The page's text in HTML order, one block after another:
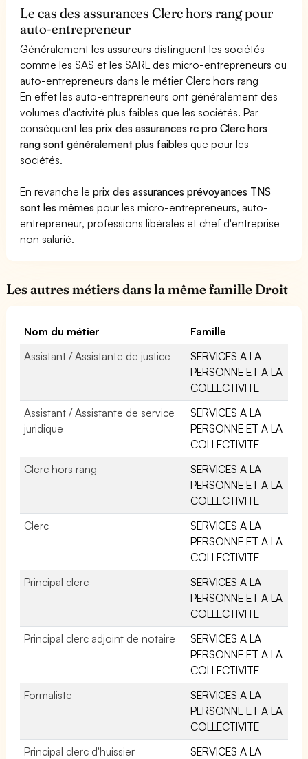
Le cas des assurances Clerc hors rang pour
auto-entrepreneur
Généralement les assureurs distinguent les sociétés
comme les SAS et les SARL des micro-entrepreneurs ou
auto-entrepreneurs dans le métier Clerc hors rang
En effet les auto-entrepreneurs ont généralement des
volumes d'activité plus faibles que les sociétés. Par
conséquentles prix des assurances rc pro Clerc hors
rang sont généralement plus faibles que pour les
sociétés.
En revanche leprix des assurances prévoyances TNS
sont les mêmes pour les micro-entrepreneurs, auto-
entrepreneur, professions libérales et chef d'entreprise
non salarié.
Les autres métiers dans la même famille Droit
Nom du métier
Famille
Assistant / Assistante de justice
SERVICES A LA
PERSONNE ET A LA
COLLECTIVITE
Assistant / Assistante de service
juridique
SERVICES A LA
PERSONNE ET A LA
COLLECTIVITE
Clerc hors rang
SERVICES A LA
PERSONNE ET A LA
COLLECTIVITE
Clerc
SERVICES A LA
PERSONNE ET A LA
COLLECTIVITE
Principal clerc
SERVICES A LA
PERSONNE ET A LA
COLLECTIVITE
Principal clerc adjoint de notaire
SERVICES A LA
PERSONNE ET A LA
COLLECTIVITE
Formaliste
SERVICES A LA
PERSONNE ET A LA
COLLECTIVITE
Principal clerc d'huissier
SERVICES A LA